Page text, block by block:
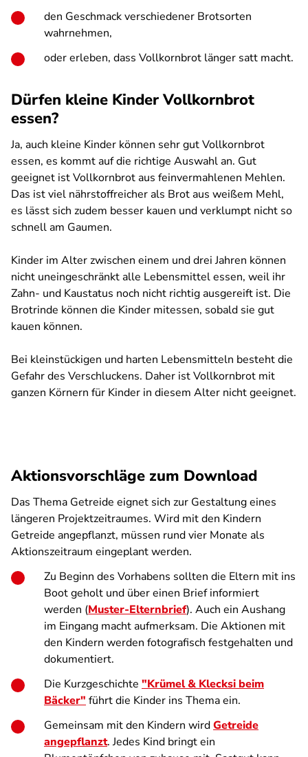
den Geschmack verschiedener Brotsorten
wahrnehmen,
oder erleben, dass Vollkornbrot länger satt macht.
Dürfen kleine Kinder Vollkornbrot
essen?
Ja, auch kleine Kinder können sehr gut Vollkornbrot
essen, es kommt auf die richtige Auswahl an. Gut
geeignet ist Vollkornbrot aus feinvermahlenen Mehlen.
Das ist viel nährstoffreicher als Brot aus weißem Mehl,
es lässt sich zudem besser kauen und verklumpt nicht so
schnell am Gaumen.
Kinder im Alter zwischen einem und drei Jahren können
nicht uneingeschränkt alle Lebensmittel essen, weil ihr
Zahn- und Kaustatus noch nicht richtig ausgereift ist. Die
Brotrinde können die Kinder mitessen, sobald sie gut
kauen können.
Bei kleinstückigen und harten Lebensmitteln besteht die
Gefahr des Verschluckens. Daher ist Vollkornbrot mit
ganzen Körnern für Kinder in diesem Alter nicht geeignet.
Aktionsvorschläge zum Download
Das Thema Getreide eignet sich zur Gestaltung eines
längeren Projektzeitraumes. Wird mit den Kindern
Getreide angepflanzt, müssen rund vier Monate als
Aktionszeitraum eingeplant werden.
Zu Beginn des Vorhabens sollten die Eltern mit ins
Boot geholt und über einen Brief informiert
werden (Muster-Elternbrief). Auch ein Aushang
im Eingang macht aufmerksam. Die Aktionen mit
den Kindern werden fotografisch festgehalten und
dokumentiert.
Die Kurzgeschichte "Krümel & Klecksi beim
Bäcker" führt die Kinder ins Thema ein.
Gemeinsam mit den Kindern wirdGetreide
angepflanzt. Jedes Kind bringt ein